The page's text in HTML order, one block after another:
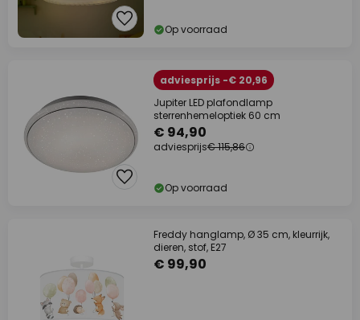
Op voorraad
adviesprijs -€ 20,96
Jupiter LED plafondlamp
sterrenhemeloptiek 60 cm
€ 94,90
adviesprijs€ 115,86
Op voorraad
Freddy hanglamp, Ø 35 cm, kleurrijk,
dieren, stof, E27
€ 99,90